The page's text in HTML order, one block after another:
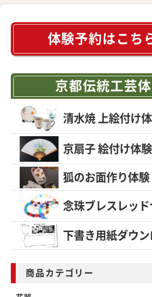
体験予約はこち
京都伝統工芸
清水焼 上絵付け
京扇子 絵付け体験
狐のお面作り体験
念珠ブレスレッド
下書き用紙ダウン
商品カテゴリー